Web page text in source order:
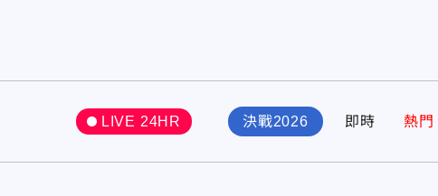
LIVE 24HR 決戰2026 即時 熱門